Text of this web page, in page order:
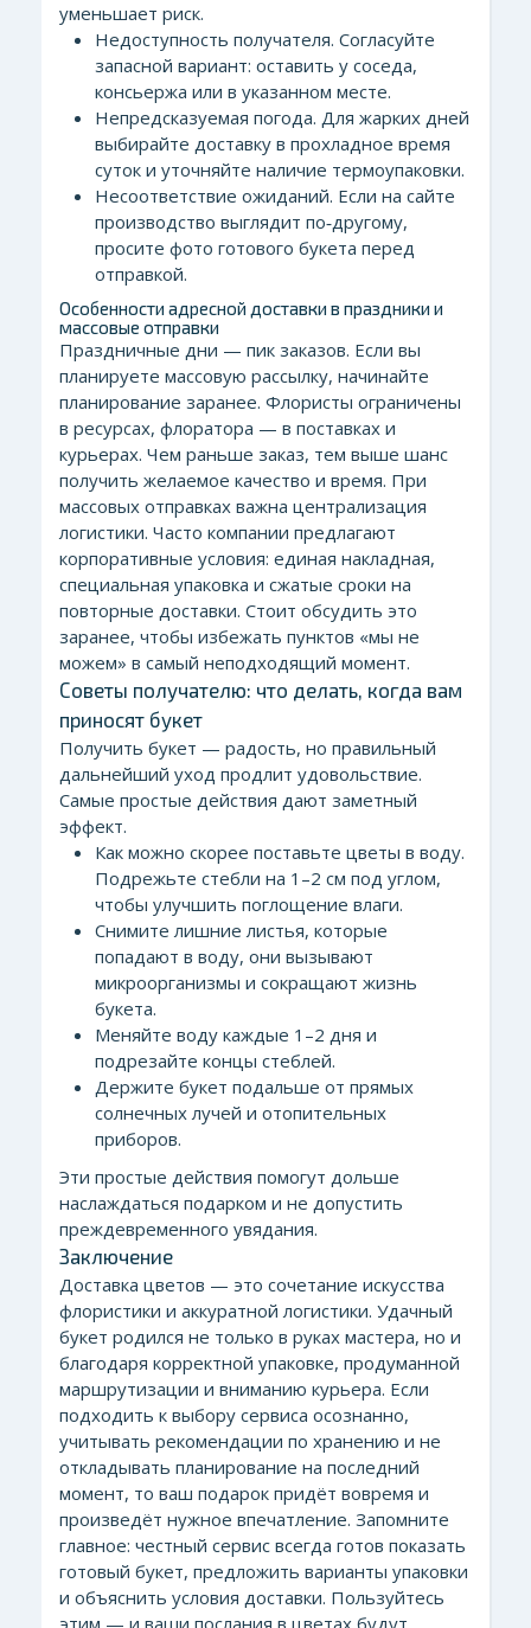
уменьшает риск.
Недоступность получателя. Согласуйте
запасной вариант: оставить у соседа,
консьержа или в указанном месте.
Непредсказуемая погода. Для жарких дней
выбирайте доставку в прохладное время
суток и уточняйте наличие термоупаковки.
Несоответствие ожиданий. Если на сайте
производство выглядит по‑другому,
просите фото готового букета перед
отправкой.
Особенности адресной доставки в праздники и
массовые отправки
Праздничные дни — пик заказов. Если вы
планируете массовую рассылку, начинайте
планирование заранее. Флористы ограничены
в ресурсах, флоратора — в поставках и
курьерах. Чем раньше заказ, тем выше шанс
получить желаемое качество и время. При
массовых отправках важна централизация
логистики. Часто компании предлагают
корпоративные условия: единая накладная,
специальная упаковка и сжатые сроки на
повторные доставки. Стоит обсудить это
заранее, чтобы избежать пунктов «мы не
можем» в самый неподходящий момент.
Советы получателю: что делать, когда вам
приносят букет
Получить букет — радость, но правильный
дальнейший уход продлит удовольствие.
Самые простые действия дают заметный
эффект.
Как можно скорее поставьте цветы в воду.
Подрежьте стебли на 1–2 см под углом,
чтобы улучшить поглощение влаги.
Снимите лишние листья, которые
попадают в воду, они вызывают
микроорганизмы и сокращают жизнь
букета.
Меняйте воду каждые 1–2 дня и
подрезайте концы стеблей.
Держите букет подальше от прямых
солнечных лучей и отопительных
приборов.
Эти простые действия помогут дольше
наслаждаться подарком и не допустить
преждевременного увядания.
Заключение
Доставка цветов — это сочетание искусства
флористики и аккуратной логистики. Удачный
букет родился не только в руках мастера, но и
благодаря корректной упаковке, продуманной
маршрутизации и вниманию курьера. Если
подходить к выбору сервиса осознанно,
учитывать рекомендации по хранению и не
откладывать планирование на последний
момент, то ваш подарок придёт вовремя и
произведёт нужное впечатление. Запомните
главное: честный сервис всегда готов показать
готовый букет, предложить варианты упаковки
и объяснить условия доставки. Пользуйтесь
этим — и ваши послания в цветах будут